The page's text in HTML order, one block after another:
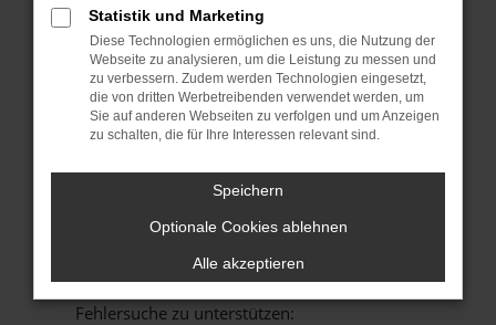
Stelle sicher, dass dein Browser und dein
Betriebssystem auf dem neuesten Stand
sind.
Veraltete Software birgt nicht nur ein
Sicherheitsrisiko, sondern kann auch dazu
führen, dass bestimmte Funktionen nicht mehr
Wende dich an den Webseitenbetreiber.
hast, kontaktiere uns bitte. Wir werden
versuchen, das Problem zu beheben. Du kannst
uns diesen Text schicken, um uns bei der
Fehlersuche zu unterstützen:
Statistik und Marketing
Diese Technologien ermöglichen es uns, die Nutzung der
Webseite zu analysieren, um die Leistung zu messen und
zu verbessern. Zudem werden Technologien eingesetzt,
die von dritten Werbetreibenden verwendet werden, um
Sie auf anderen Webseiten zu verfolgen und um Anzeigen
zu schalten, die für Ihre Interessen relevant sind.
Speichern
Optionale Cookies ablehnen
Alle akzeptieren